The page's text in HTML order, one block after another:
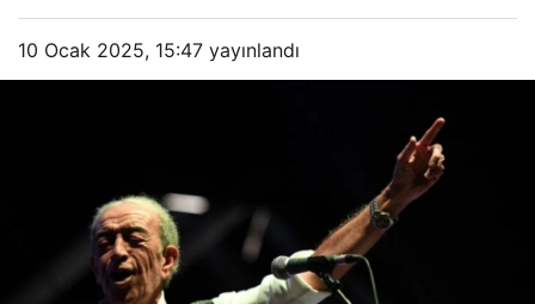
10 Ocak 2025, 15:47 yayınlandı